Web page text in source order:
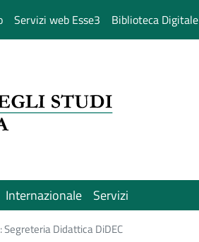
Servizi web Esse3 Biblioteca Digitale
Internazionale Servizi
Segreteria Didattica DiDEC